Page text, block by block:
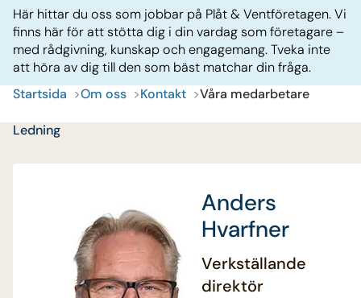
Här hittar du oss som jobbar på Plåt & Ventföretagen. Vi
finns här för att stötta dig i din vardag som företagare –
med rådgivning, kunskap och engagemang. Tveka inte
att höra av dig till den som bäst matchar din fråga.
Startsida
Om oss Kontakt Våra medarbetare
Ledning
Anders
Hvarfner
Verkställande
direktör